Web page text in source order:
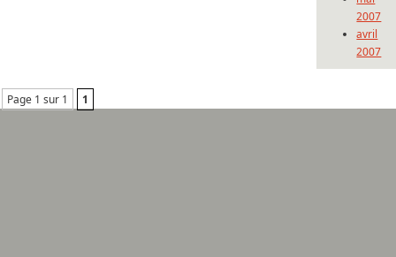
2007
avril
2007
Page 1 sur 1 1